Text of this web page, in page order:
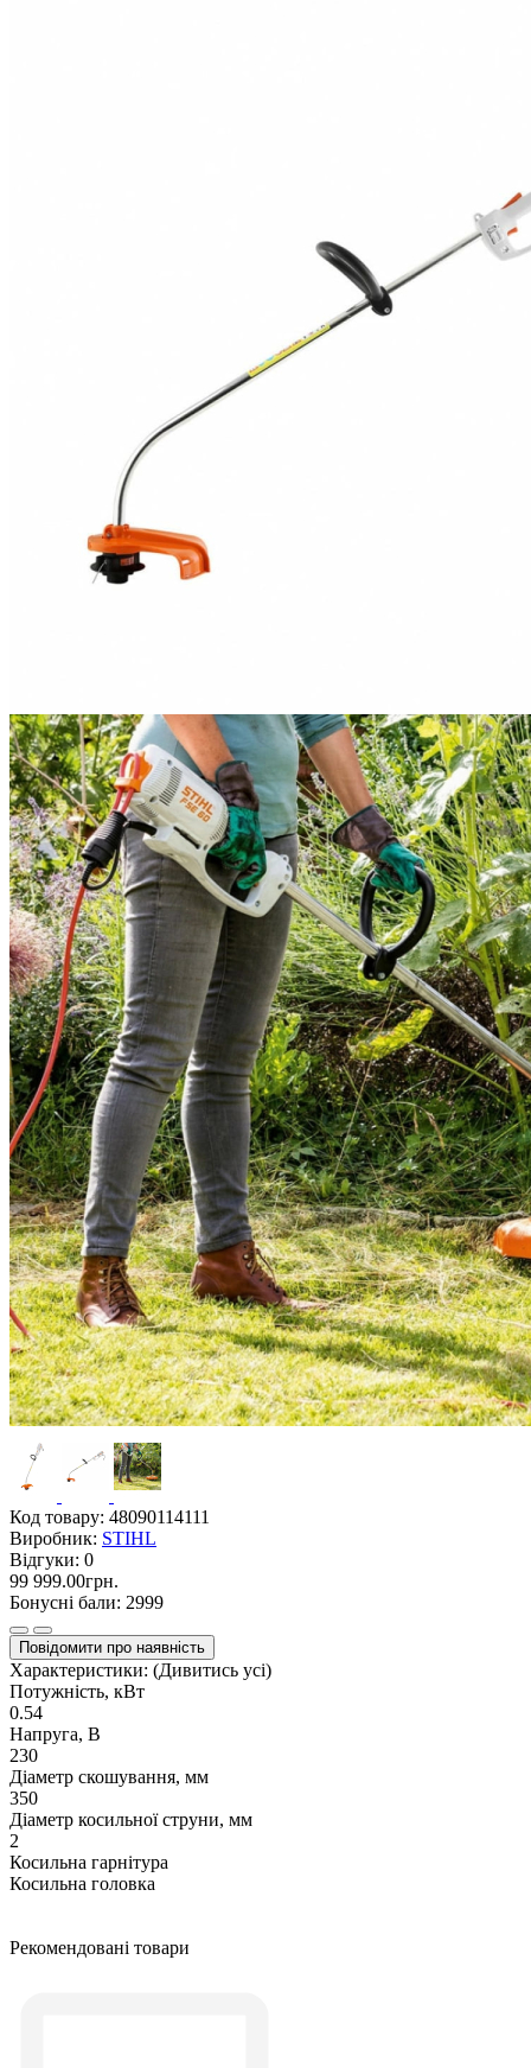
Код товару: 48090114111
Виробник: STIHL
Відгуки: 0
99 999.00грн.
Бонусні бали: 2999
Повідомити про наявність
Характеристики: (Дивитись усі)
Потужність, кВт
0.54
Напруга, В
230
Діаметр скошування, мм
350
Діаметр косильної струни, мм
2
Косильна гарнітура
Косильна головка
Рекомендовані товари